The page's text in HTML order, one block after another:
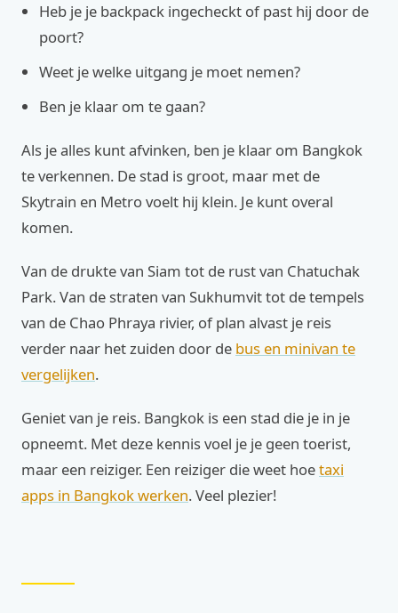
Heb je je backpack ingecheckt of past hij door de
poort?
Weet je welke uitgang je moet nemen?
Ben je klaar om te gaan?
Als je alles kunt afvinken, ben je klaar om Bangkok
te verkennen. De stad is groot, maar met de
Skytrain en Metro voelt hij klein. Je kunt overal
komen.
Van de drukte van Siam tot de rust van Chatuchak
Park. Van de straten van Sukhumvit tot de tempels
van de Chao Phraya rivier, of plan alvast je reis
verder naar het zuiden door de bus en minivan te
vergelijken.
Geniet van je reis. Bangkok is een stad die je in je
opneemt. Met deze kennis voel je je geen toerist,
maar een reiziger. Een reiziger die weet hoetaxi
apps in Bangkok werken. Veel plezier!